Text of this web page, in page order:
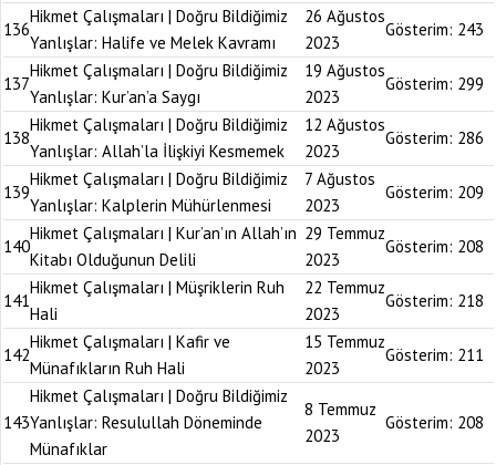
136
Hikmet Çalışmaları | Doğru Bildiğimiz
Yanlışlar: Halife ve Melek Kavramı
26 Ağustos
2023
Gösterim: 243
137
Hikmet Çalışmaları | Doğru Bildiğimiz
Yanlışlar: Kur’an’a Saygı
19 Ağustos
2023
Gösterim: 299
138
Hikmet Çalışmaları | Doğru Bildiğimiz
Yanlışlar: Allah’la İlişkiyi Kesmemek
12 Ağustos
2023
Gösterim: 286
139
Hikmet Çalışmaları | Doğru Bildiğimiz
Yanlışlar: Kalplerin Mühürlenmesi
7 Ağustos
2023
Gösterim: 209
140
Hikmet Çalışmaları | Kur’an’ın Allah’ın
Kitabı Olduğunun Delili
29 Temmuz
2023
Gösterim: 208
141
Hikmet Çalışmaları | Müşriklerin Ruh
Hali
22 Temmuz
2023
Gösterim: 218
142
Hikmet Çalışmaları | Kafir ve
Münafıkların Ruh Hali
15 Temmuz
2023
Gösterim: 211
143
Hikmet Çalışmaları | Doğru Bildiğimiz
Yanlışlar: Resulullah Döneminde
Münafıklar
8 Temmuz
2023
Gösterim: 208